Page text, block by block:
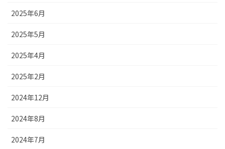
2025年6月
2025年5月
2025年4月
2025年2月
2024年12月
2024年8月
2024年7月